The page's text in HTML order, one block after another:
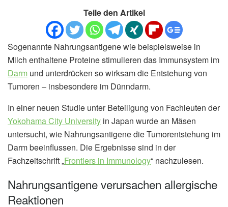
Teile den Artikel
Sogenannte Nahrungsantigene wie beispielsweise in
Milch enthaltene Proteine stimulieren das Immunsystem im
Darm und unterdrücken so wirksam die Entstehung von
Tumoren – insbesondere im Dünndarm.
In einer neuen Studie unter Beteiligung von Fachleuten der
Yokohama City University in Japan wurde an Mäsen
untersucht, wie Nahrungsantigene die Tumorentstehung im
Darm beeinflussen. Die Ergebnisse sind in der
Fachzeitschrift „Frontiers in Immunology“ nachzulesen.
Nahrungsantigene verursachen allergische
Reaktionen